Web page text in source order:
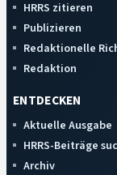
HRRS zitieren
Publizieren
Redaktionelle
Redaktion
ENTDECKEN
Aktuelle Ausgabe
HRRS-Beiträge
Archiv